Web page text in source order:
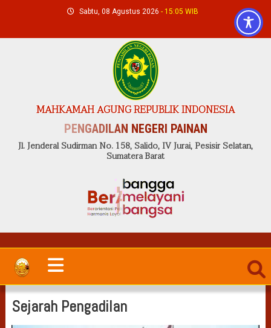
content
Sabtu, 08 Agustus 2026 - 15:05 WIB
MAHKAMAH AGUNG REPUBLIK INDONESIA
PENGADILAN NEGERI PAINAN
Jl. Jenderal Sudirman No. 158, Salido, IV Jurai, Pesisir Selatan,
Sumatera Barat
Sejarah Pengadilan